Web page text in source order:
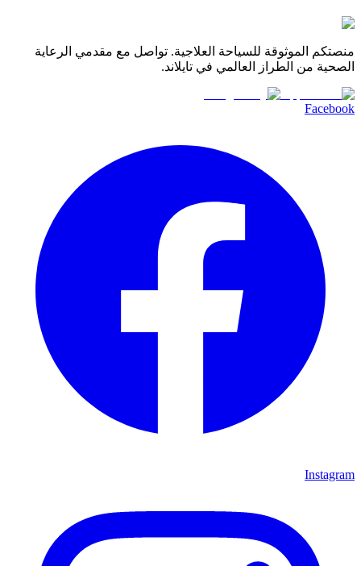
منصتكم الموثوقة للسياحة العلاجية. تواصل مع مقدمي الرعاية
الصحية من الطراز العالمي في تايلاند.
Facebook
Instagram